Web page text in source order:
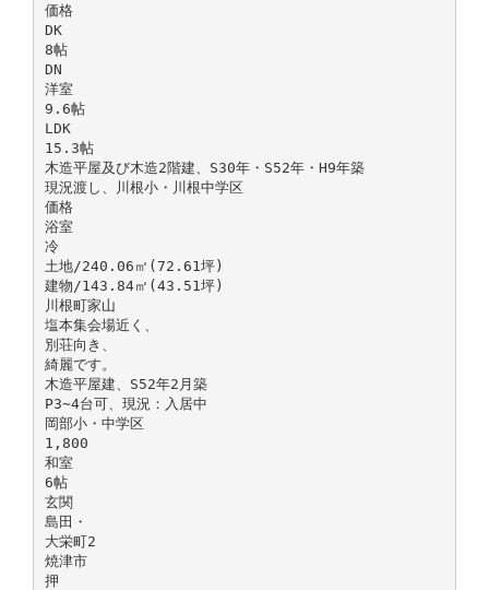
価格
DK
8帖
DN
洋室
9.6帖
LDK
15.3帖
木造平屋及び木造2階建、S30年・S52年・H9年築
現況渡し、川根小・川根中学区
価格
浴室
冷
土地/240.06㎡(72.61坪)
建物/143.84㎡(43.51坪)
川根町家山
塩本集会場近く、
別荘向き、
綺麗です。
木造平屋建、S52年2月築
P3∼4台可、現況：入居中
岡部小・中学区
1,800
和室
6帖
玄関
島田・
大栄町2
焼津市
押